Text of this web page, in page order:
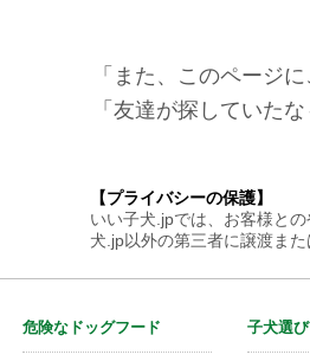
「また、このページ
「友達が探していた
【プライバシーの保護】
いい子犬.jpでは、お客様と
犬.jp以外の第三者に譲渡ま
危険なドッグフード 子犬選び